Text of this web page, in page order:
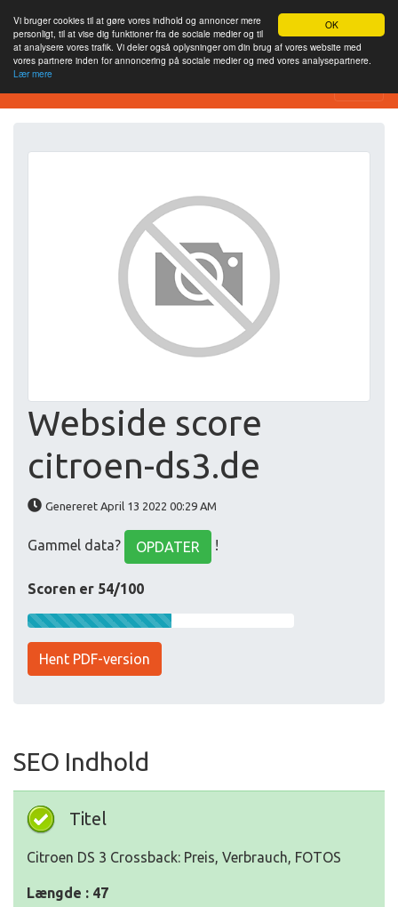
OK
Vi bruger cookies til at gøre vores indhold og annoncer mere
personligt, til at vise dig funktioner fra de sociale medier og til
at analysere vores trafik. Vi deler også oplysninger om din brug af vores website med
vores partnere inden for annoncering på sociale medier og med vores analysepartnere.
Lær mere
SEO Analytics
Webside score
citroen-ds3.de
Genereret April 13 2022 00:29 AM
Gammel data? OPDATER !
Scoren er 54/100
Hent PDF-version
SEO Indhold
Titel
Citroen DS 3 Crossback: Preis, Verbrauch, FOTOS
Længde : 47